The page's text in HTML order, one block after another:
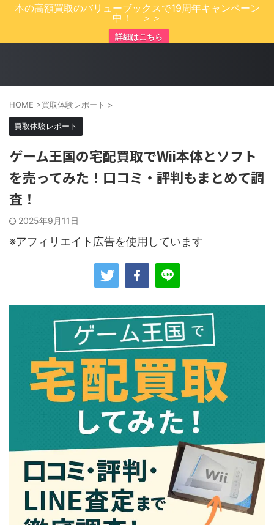
本の高額買取のバリューブックスで19周年キャンペーン
中！ ＞＞
詳細はこちら
HOME >買取体験レポート >
買取体験レポート
ゲーム王国の宅配買取でWii本体とソフト
を売ってみた！口コミ・評判もまとめて調
査！
2025年9月11日
※アフィリエイト広告を使用しています